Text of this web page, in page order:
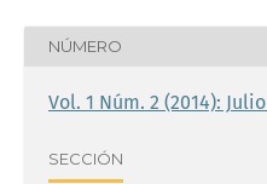
NÚMERO
Vol. 1 Núm. 2 (2014):
SECCIÓN